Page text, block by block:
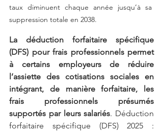
taux diminuent chaque année jusqu’à sa
suppression totale en 2038.
La déduction forfaitaire spécifique
(DFS) pour frais professionnels permet
à certains employeurs de réduire
l’assiette des cotisations sociales en
intégrant, de manière forfaitaire, les
frais professionnels présumés
supportés par leurs salariés. Déduction
forfaitaire spécifique (DFS) 2025 :